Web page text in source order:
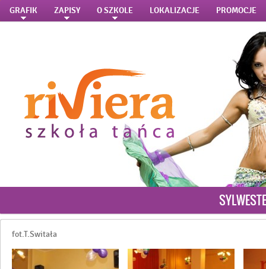
GRAFIK ZAPISY O SZKOLE LOKALIZACJE PROMOCJE
fot.T.Switała